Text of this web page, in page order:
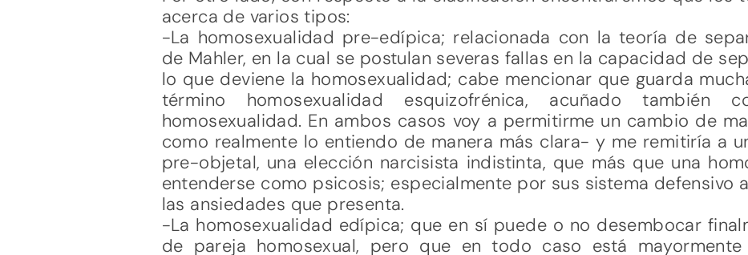
acerca de varios tipos:
-La homosexualidad pre-edípica; relacionada con la teoría de
de Mahler, en la cual se postulan severas fallas en la capacidad de
lo que deviene la homosexualidad; cabe mencionar que guarda
término homosexualidad esquizofrénica, acuñado
homosexualidad. En ambos casos voy a permitirme un cambio de
como realmente lo entiendo de manera más clara- y me remitiría a
pre-objetal, una elección narcisista indistinta, que más que una
entenderse como psicosis; especialmente por sus sistema defensivo
las ansiedades que presenta.
-La homosexualidad edípica; que en sí puede o no desembocar
de pareja homosexual, pero que en todo caso está